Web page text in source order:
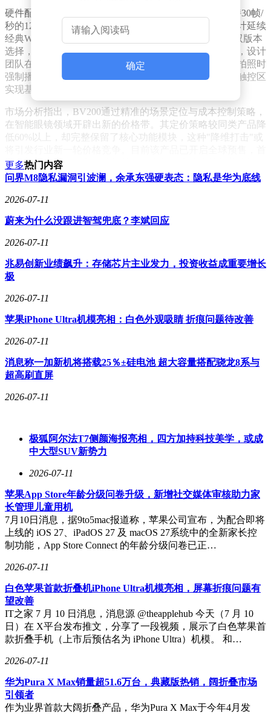
硬件配置方面，产品采用索尼IMX219影像传感器，支持30帧/
秒的1200P视频录制，配备32GB本地存储空间。外观设计延续
经典Wayfarer造型，提供防晒墨镜片与防蓝光透明镜片双版本
选择，整机重量控制在45克。针对用户关注的隐私保护，设计
团队在右镜腿集成白色录制指示灯，录像时持续亮起，拍照时
强制播放提示音，同时简化操作逻辑，通过物理按键与触控区
实现基础功能控制。
市场分析指出，BV200通过精准的场景定位与成本控制策略，
在智能眼镜领域开辟出新的价格带。其定价策略较同类产品降
低60%以上，却完整保留了核心功能模块，这种"降维打击"或
批用户反馈显示，翻译功能的准确率与响应速度获得普遍认
可，但续航表现仍有提升空间。
确定
更多热门内容
问界M8隐私漏洞引波澜，余承东强硬表态：隐私是华为底线
2026-07-11
蔚来为什么没跟进智驾兜底？李斌回应
2026-07-11
兆易创新业绩飙升：存储芯片主业发力，投资收益成重要增长
极
2026-07-11
苹果iPhone Ultra机模亮相：白色外观吸睛 折痕问题待改善
2026-07-11
消息称一加新机将搭载25％±硅电池 超大容量搭配骁龙8系与
超高刷直屏
2026-07-11
极狐阿尔法T7侧颜海报亮相，四方加持科技美学，或成
中大型SUV新势力
2026-07-11
苹果App Store年龄分级问卷升级，新增社交媒体审核助力家
长管理儿童用机
7月10日消息，据9to5mac报道称，苹果公司宣布，为配合即将
上线的 iOS 27、iPadOS 27 及 macOS 27系统中的全新家长控
制功能，App Store Connect 的年龄分级问卷已正…
2026-07-11
白色苹果首款折叠机iPhone Ultra机模亮相，屏幕折痕问题有
望改善
IT之家 7 月 10 日消息，消息源 @theapplehub 今天（7 月 10
日）在 X平台发布推文，分享了一段视频，展示了白色苹果首
款折叠手机（上市后预估名为 iPhone Ultra）机模。 和…
2026-07-11
华为Pura X Max销量超51.6万台，典藏版热销，阔折叠市场
引领者
作为业界首款大阔折叠产品，华为Pura X Max于今年4月发